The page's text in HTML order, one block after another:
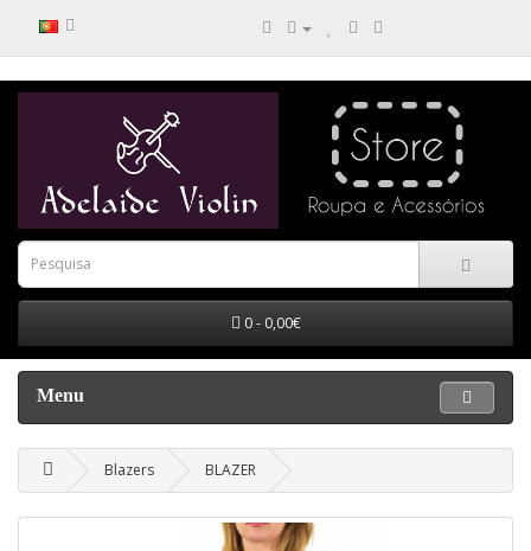
0 - 0,00€
Menu
Blazers BLAZER